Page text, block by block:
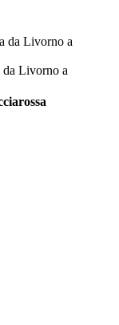
da Livorno a
Livorno a